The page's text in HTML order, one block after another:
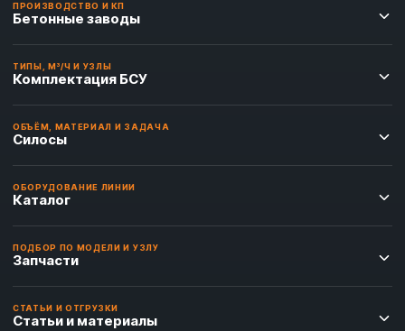
ПРОИЗВОДСТВО И КП
Бетонные заводы
ТИПЫ, М³/Ч И УЗЛЫ
Комплектация БСУ
ОБЪЁМ, МАТЕРИАЛ И ЗАДАЧА
Силосы
ОБОРУДОВАНИЕ ЛИНИИ
Каталог
ПОДБОР ПО МОДЕЛИ И УЗЛУ
Запчасти
СТАТЬИ И ОТГРУЗКИ
Статьи и материалы